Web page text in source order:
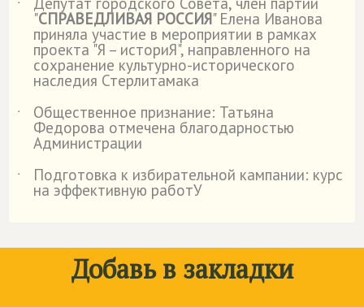
˙
"СПРАВЕДЛИВАЯ РОССИЯ" Елена Иванова
приняла участие в мероприятии в рамках
проекта "Я – историЯ", направленного на
сохранение культурно-исторического
наследия Стерлитамака
˙
Общественное признание: Татьяна
Федорова отмечена благодарностью
Администрации
˙
Подготовка к избирательной кампании: курс
на эффективную работУ
Добавь в закладки